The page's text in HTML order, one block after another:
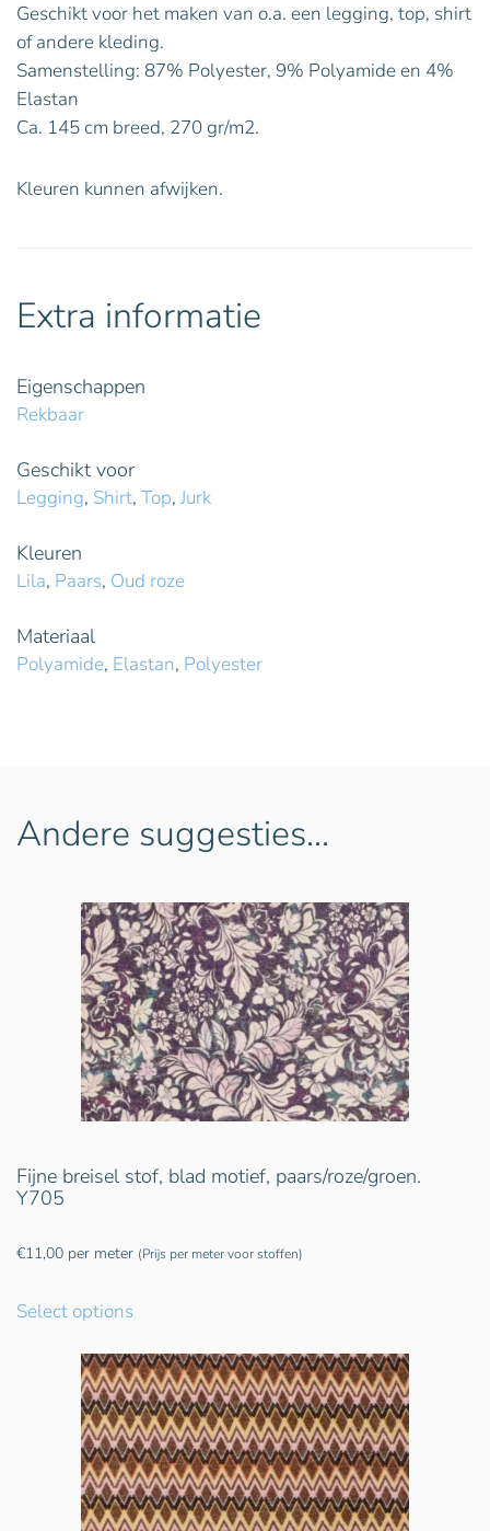
Geschikt voor het maken van o.a. een legging, top, shirt
of andere kleding.
Samenstelling: 87% Polyester, 9% Polyamide en 4%
Elastan
Ca. 145 cm breed, 270 gr/m2.
Kleuren kunnen afwijken.
Extra informatie
Eigenschappen
Rekbaar
Geschikt voor
Legging, Shirt, Top, Jurk
Kleuren
Lila, Paars, Oud roze
Materiaal
Polyamide, Elastan, Polyester
Andere suggesties…
Fijne breisel stof, blad motief, paars/roze/groen.
Y705
€11,00 per meter (Prijs per meter voor stoffen)
Select options